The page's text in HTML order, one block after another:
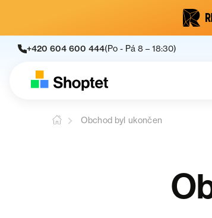
+420 604 600 444(Po - Pá 8 – 18:30)
Obchod byl ukončen